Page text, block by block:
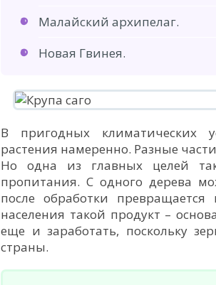
Малайский архипелаг.
Новая Гвинея.
В пригодных климатических
растения намеренно. Разные
Но одна из главных целей
пропитания. С одного дерева
после обработки
населения такой продукт –
еще и заработать, поскольку
страны.